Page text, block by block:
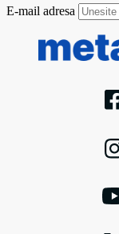
E-mail adresa